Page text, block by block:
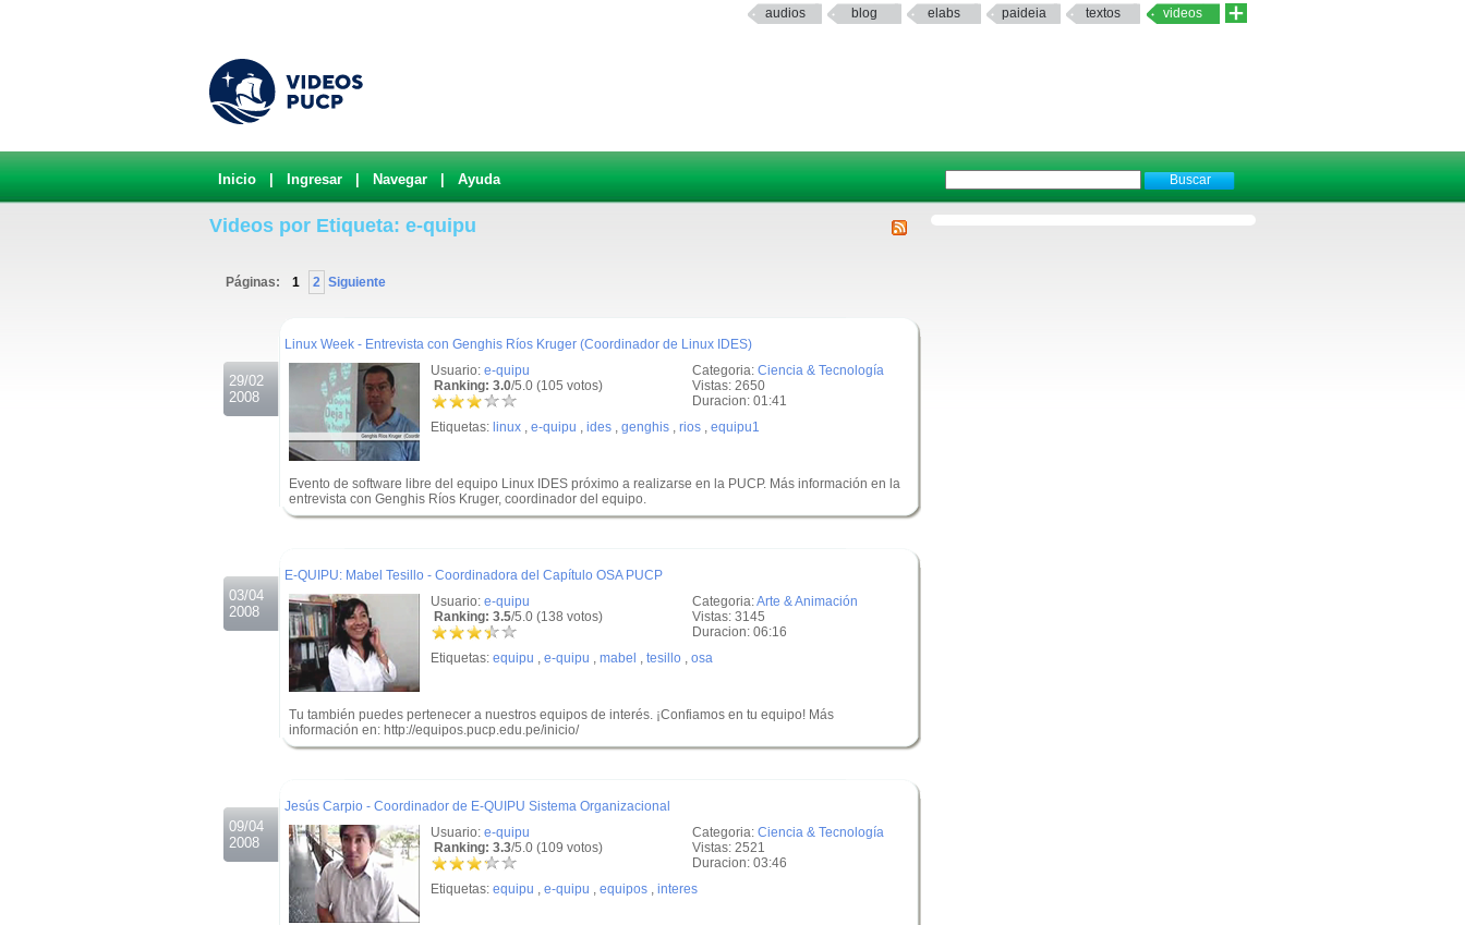
audios blog elabs paideia textos videos
Inicio Ingresar Navegar Ayuda
Videos por Etiqueta: e-quipu
Páginas: 1 2 Siguiente
29/02
2008
Linux Week - Entrevista con Genghis Ríos Kruger (Coordinador de Linux IDES)
Categoria: Ciencia & Tecnología
Vistas: 2650
Duracion: 01:41
Usuario: e-quipu
Ranking: 3.0/5.0 (105 votos)
Etiquetas: linux , e-quipu , ides , genghis , rios , equipu1
Evento de software libre del equipo Linux IDES próximo a realizarse en la PUCP. Más información en la
entrevista con Genghis Ríos Kruger, coordinador del equipo.
03/04
2008
E-QUIPU: Mabel Tesillo - Coordinadora del Capítulo OSA PUCP
Categoria:Arte & Animación
Vistas: 3145
Duracion: 06:16
Usuario: e-quipu
Ranking: 3.5/5.0 (138 votos)
Etiquetas: equipu , e-quipu , mabel , tesillo , osa
Tu también puedes pertenecer a nuestros equipos de interés. ¡Confiamos en tu equipo! Más
información en: http://equipos.pucp.edu.pe/inicio/
09/04
2008
Jesús Carpio - Coordinador de E-QUIPU Sistema Organizacional
Categoria: Ciencia & Tecnología
Vistas: 2521
Duracion: 03:46
Usuario: e-quipu
Ranking: 3.3/5.0 (109 votos)
Etiquetas: equipu , e-quipu , equipos , interes